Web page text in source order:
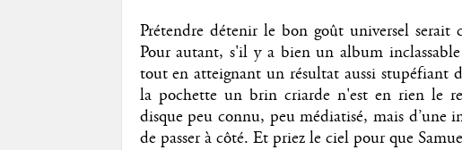
Prétendre détenir le bon goût universel
Pour autant, s'il y a bien un album inclassable
tout en atteignant un résultat aussi stupéfiant
la pochette un brin criarde n'est en rien le
disque peu connu, peu médiatisé, mais d’une
de passer à côté. Et priez le ciel pour que